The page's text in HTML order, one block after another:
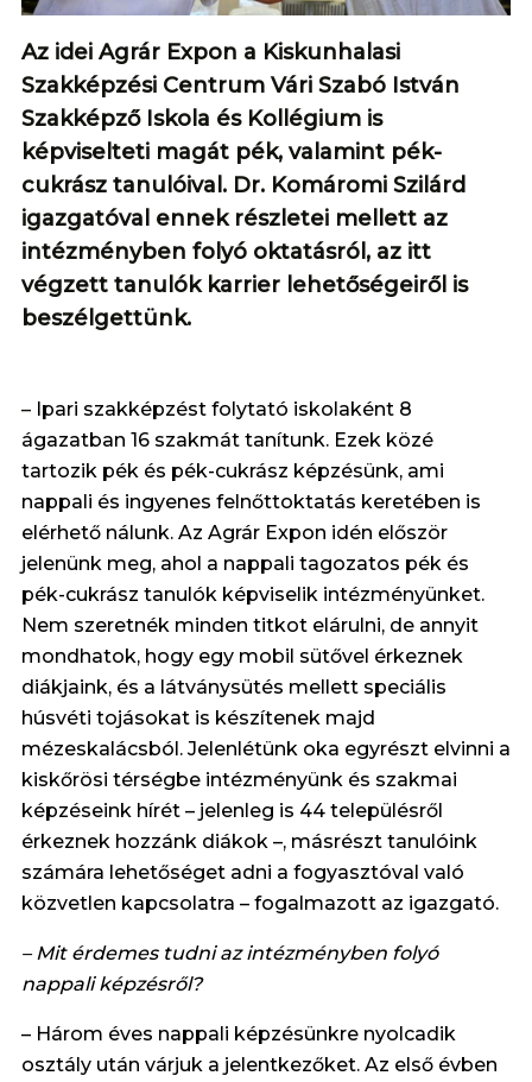
Az idei Agrár Expon a Kiskunhalasi
Szakképzési Centrum Vári Szabó István
Szakképző Iskola és Kollégium is
képviselteti magát pék, valamint pék-
cukrász tanulóival. Dr. Komáromi Szilárd
igazgatóval ennek részletei mellett az
intézményben folyó oktatásról, az itt
végzett tanulók karrier lehetőségeiről is
beszélgettünk.
– Ipari szakképzést folytató iskolaként 8
ágazatban 16 szakmát tanítunk. Ezek közé
tartozik pék és pék-cukrász képzésünk, ami
nappali és ingyenes felnőttoktatás keretében is
elérhető nálunk. Az Agrár Expon idén először
jelenünk meg, ahol a nappali tagozatos pék és
pék-cukrász tanulók képviselik intézményünket.
Nem szeretnék minden titkot elárulni, de annyit
mondhatok, hogy egy mobil sütővel érkeznek
diákjaink, és a látványsütés mellett speciális
húsvéti tojásokat is készítenek majd
mézeskalácsból. Jelenlétünk oka egyrészt elvinni a
kiskőrösi térségbe intézményünk és szakmai
képzéseink hírét – jelenleg is 44 településről
érkeznek hozzánk diákok –, másrészt tanulóink
számára lehetőséget adni a fogyasztóval való
közvetlen kapcsolatra – fogalmazott az igazgató.
– Mit érdemes tudni az intézményben folyó
nappali képzésről?
– Három éves nappali képzésünkre nyolcadik
osztály után várjuk a jelentkezőket. Az első évben